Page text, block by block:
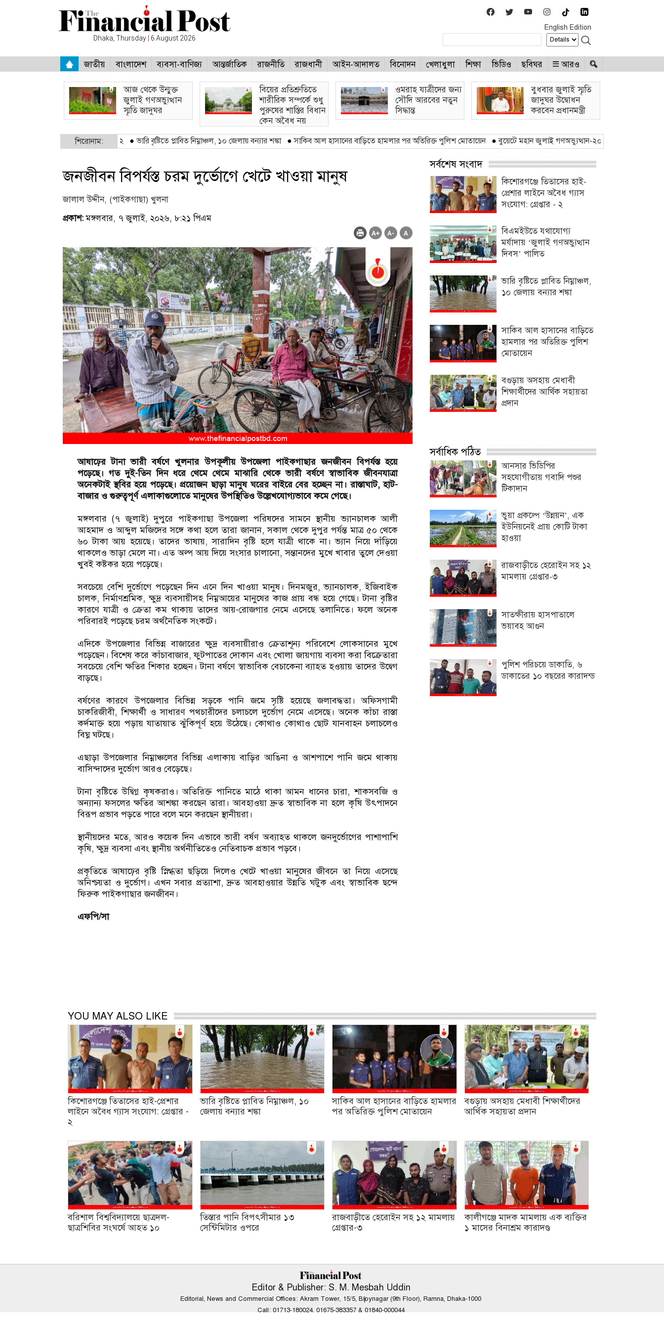
Dhaka, Thursday | 6 August 2026
English Edition
জাতীয় বাংলাদেশ ব্যবসা-বাণিজ্য আন্তর্জাতিক রাজনীতি রাজধানী আইন-আদালত বিনোদন খেলাধুলা শিক্ষা ভিডিও ছবিঘর আরও
আজ থেকে উন্মুক্ত
জুলাই গণঅভ্যুত্থান
স্মৃতি জাদুঘর
বিয়ের প্রতিশ্রুতিতে
শারীরিক সম্পর্কে শুধু
পুরুষের শাস্তির বিধান
কেন অবৈধ নয়
ওমরাহ যাত্রীদের জন্য
সৌদি আরবের নতুন
সিদ্ধান্ত
বুধবার জুলাই স্মৃতি
জাদুঘর উদ্বোধন
করবেন প্রধানমন্ত্রী
শিরোনাম:
গ্যাস সংযোগ: গ্রেপ্তার - ২ ●ভারি বৃষ্টিতে প্লাবিত নিম্নাঞ্চল, ১০ জেলায় বন্যার শঙ্কা ●সাকিব আল হাসানের বাড়িতে হামলার পর অতিরিক্ত পুলিশ মোতায়েন ●বুয়েটে মহান জুলাই গণঅভ্যুত্থান-২০২৪ উদযাপিত
জনজীবন বিপর্যস্ত চরম দুর্ভোগে খেটে খাওয়া মানুষ
জালাল উদ্দীন, (পাইকগাছা) খুলনা
প্রকাশ:মঙ্গলবার, ৭ জুলাই, ২০২৬, ৮:২১ পিএম
আষাঢ়ের টানা ভারী বর্ষণে খুলনার উপকূলীয় উপজেলা পাইকগাছার জনজীবন বিপর্যস্ত হয়ে
পড়েছে। গত দুই-তিন দিন ধরে থেমে থেমে মাঝারি থেকে ভারী বর্ষণে স্বাভাবিক জীবনযাত্রা
অনেকটাই স্থবির হয়ে পড়েছে। প্রয়োজন ছাড়া মানুষ ঘরের বাইরে বের হচ্ছেন না। রাস্তাঘাট, হাট-
বাজার ও গুরুত্বপূর্ণ এলাকাগুলোতে মানুষের উপস্থিতিও উল্লেখযোগ্যভাবে কমে গেছে।
মঙ্গলবার (৭ জুলাই) দুপুরে পাইকগাছা উপজেলা পরিষদের সামনে স্থানীয় ভ্যানচালক আলী
আহমাদ ও আব্দুল মজিদের সঙ্গে কথা হলে তারা জানান, সকাল থেকে দুপুর পর্যন্ত মাত্র ৫০ থেকে
৬০ টাকা আয় হয়েছে। তাদের ভাষায়, সারাদিন বৃষ্টি হলে যাত্রী থাকে না। ভ্যান নিয়ে দাঁড়িয়ে
থাকলেও ভাড়া মেলে না। এত অল্প আয় দিয়ে সংসার চালানো, সন্তানদের মুখে খাবার তুলে দেওয়া
খুবই কষ্টকর হয়ে পড়েছে।
সবচেয়ে বেশি দুর্ভোগে পড়েছেন দিন এনে দিন খাওয়া মানুষ। দিনমজুর, ভ্যানচালক, ইজিবাইক
চালক, নির্মাণশ্রমিক, ক্ষুদ্র ব্যবসায়ীসহ নিম্নআয়ের মানুষের কাজ প্রায় বন্ধ হয়ে গেছে। টানা বৃষ্টির
কারণে যাত্রী ও ক্রেতা কম থাকায় তাদের আয়-রোজগার নেমে এসেছে তলানিতে। ফলে অনেক
পরিবারই পড়েছে চরম অর্থনৈতিক সংকটে।
এদিকে উপজেলার বিভিন্ন বাজারের ক্ষুদ্র ব্যবসায়ীরাও ক্রেতাশূন্য পরিবেশে লোকসানের মুখে
পড়েছেন। বিশেষ করে কাঁচাবাজার, ফুটপাতের দোকান এবং খোলা জায়গায় ব্যবসা করা বিক্রেতারা
সবচেয়ে বেশি ক্ষতির শিকার হচ্ছেন। টানা বর্ষণে স্বাভাবিক বেচাকেনা ব্যাহত হওয়ায় তাদের উদ্বেগ
বাড়ছে।
বর্ষণের কারণে উপজেলার বিভিন্ন সড়কে পানি জমে সৃষ্টি হয়েছে জলাবদ্ধতা। অফিসগামী
চাকরিজীবী, শিক্ষার্থী ও সাধারণ পথচারীদের চলাচলে দুর্ভোগ নেমে এসেছে। অনেক কাঁচা রাস্তা
কর্দমাক্ত হয়ে পড়ায় যাতায়াত ঝুঁকিপূর্ণ হয়ে উঠেছে। কোথাও কোথাও ছোট যানবাহন চলাচলেও
বিঘ্ন ঘটছে।
এছাড়া উপজেলার নিম্নাঞ্চলের বিভিন্ন এলাকায় বাড়ির আঙিনা ও আশপাশে পানি জমে থাকায়
বাসিন্দাদের দুর্ভোগ আরও বেড়েছে।
টানা বৃষ্টিতে উদ্বিগ্ন কৃষকরাও। অতিরিক্ত পানিতে মাঠে থাকা আমন ধানের চারা, শাকসবজি ও
অন্যান্য ফসলের ক্ষতির আশঙ্কা করছেন তারা। আবহাওয়া দ্রুত স্বাভাবিক না হলে কৃষি উৎপাদনে
বিরূপ প্রভাব পড়তে পারে বলে মনে করছেন স্থানীয়রা।
স্থানীয়দের মতে, আরও কয়েক দিন এভাবে ভারী বর্ষণ অব্যাহত থাকলে জনদুর্ভোগের পাশাপাশি
কৃষি, ক্ষুদ্র ব্যবসা এবং স্থানীয় অর্থনীতিতেও নেতিবাচক প্রভাব পড়বে।
প্রকৃতিতে আষাঢ়ের বৃষ্টি স্নিগ্ধতা ছড়িয়ে দিলেও খেটে খাওয়া মানুষের জীবনে তা নিয়ে এসেছে
অনিশ্চয়তা ও দুর্ভোগ। এখন সবার প্রত্যাশা, দ্রুত আবহাওয়ার উন্নতি ঘটুক এবং স্বাভাবিক ছন্দে
ফিরুক পাইকগাছার জনজীবন।
এফপি/সা
সর্বশেষ সংবাদ
কিশোরগঞ্জে তিতাসের হাই-
প্রেশার লাইনে অবৈধ গ্যাস
সংযোগ: গ্রেপ্তার - ২
বিএমইউতে যথাযোগ্য
মর্যাদায় ‘জুলাই গণঅভ্যুত্থান
দিবস’ পালিত
ভারি বৃষ্টিতে প্লাবিত নিম্নাঞ্চল,
১০ জেলায় বন্যার শঙ্কা
সাকিব আল হাসানের বাড়িতে
হামলার পর অতিরিক্ত পুলিশ
মোতায়েন
বগুড়ায় অসহায় মেধাবী
শিক্ষার্থীদের আর্থিক সহায়তা
প্রদান
সর্বাধিক পঠিত
আনসার ভিডিপির
সহযোগীতায় গবাদি পশুর
টিকাদান
ভুয়া প্রকল্পে ‘উন্নয়ন’, এক
ইউনিয়নেই প্রায় কোটি টাকা
হাওয়া
রাজবাড়ীতে হেরোইন সহ ১২
মামলায় গ্রেপ্তার-৩
সাতক্ষীরায় হাসপাতালে
ভয়াবহ আগুন
পুলিশ পরিচয়ে ডাকাতি, ৬
ডাকাতের ১০ বছরের কারাদন্ড
YOU MAY ALSO LIKE
কিশোরগঞ্জে তিতাসের হাই-প্রেশার
লাইনে অবৈধ গ্যাস সংযোগ: গ্রেপ্তার -
২
ভারি বৃষ্টিতে প্লাবিত নিম্নাঞ্চল, ১০
জেলায় বন্যার শঙ্কা
সাকিব আল হাসানের বাড়িতে হামলার
পর অতিরিক্ত পুলিশ মোতায়েন
বগুড়ায় অসহায় মেধাবী শিক্ষার্থীদের
আর্থিক সহায়তা প্রদান
বরিশাল বিশ্ববিদ্যালয়ে ছাত্রদল-
ছাত্রশিবির সংঘর্ষে আহত ১০
তিস্তার পানি বিপৎসীমার ১৩
সেন্টিমিটার ওপরে
রাজবাড়ীতে হেরোইন সহ ১২ মামলায়
গ্রেপ্তার-৩
কালীগঞ্জে মাদক মামলায় এক ব্যক্তির
১ মাসের বিনাশ্রম কারাদণ্ড
Editor & Publisher: S. M. Mesbah Uddin
Editorial, News and Commercial Offices: Akram Tower, 15/5, Bijoynagar (9th Floor), Ramna, Dhaka-1000
Call: 01713-180024, 01675-383357 & 01840-000044